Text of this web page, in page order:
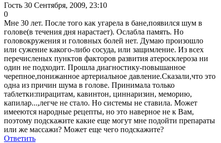
Гость 30 Сентября, 2009, 23:10
0
Мне 30 лет. После того как угарела в бане,появился шум в
голове(в течения дня нарастает). Ослабла память. Но
головокружения и головных болей нет. Думаю произошло
или сужение какого-либо сосуда, или защимление. Из всех
перечисленых пунктов факторов развития атеросклероза ни
один не подходит. Прошла диагностику-повышанное
черепное,понижанное артериальное давление.Сказали,что это
одна из причин шума в голове. Принимала только
таблетки:пирацитам, кавинтон, циннаризин, меморию,
капилар...,легче не стало. Но системы не ставила. Может
имееются народные рецепты, но это наверное не к Вам,
поэтому подскажите какие еще могут мне подойти препараты
или же массажи? Может еще чего подскажите?
Ответить